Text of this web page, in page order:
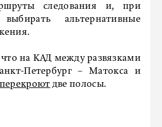
следования и, при
альтернативные
на КАД между развязками
Петербург – Матокса и
перекроют две полосы.